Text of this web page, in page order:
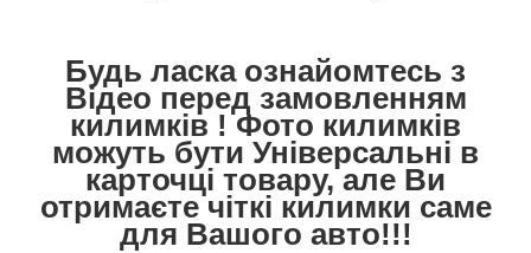
Будь ласка ознайомтесь з
Відео перед замовленням
килимків ! Фото килимків
можуть бути Універсальні в
карточці товару, але Ви
отримаєте чіткі килимки саме
для Вашого авто!!!